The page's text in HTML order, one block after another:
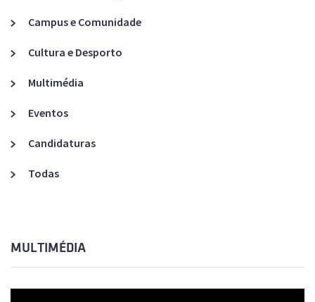
Campus e Comunidade
Cultura e Desporto
Multimédia
Eventos
Candidaturas
Todas
MULTIMÉDIA